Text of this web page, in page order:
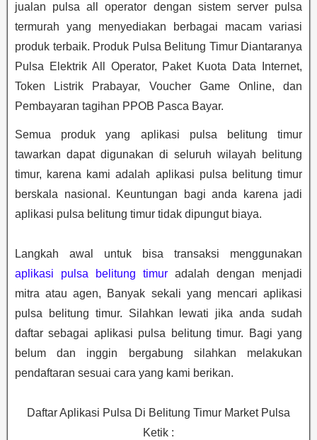
jualan pulsa all operator dengan sistem server pulsa
termurah yang menyediakan berbagai macam variasi
produk terbaik. Produk Pulsa Belitung Timur Diantaranya
Pulsa Elektrik All Operator, Paket Kuota Data Internet,
Token Listrik Prabayar, Voucher Game Online, dan
Pembayaran tagihan PPOB Pasca Bayar.
Semua produk yang aplikasi pulsa belitung timur
tawarkan dapat digunakan di seluruh wilayah belitung
timur, karena kami adalah aplikasi pulsa belitung timur
berskala nasional. Keuntungan bagi anda karena jadi
aplikasi pulsa belitung timur tidak dipungut biaya.
Langkah awal untuk bisa transaksi menggunakan
aplikasi pulsa belitung timur adalah dengan menjadi
mitra atau agen, Banyak sekali yang mencari aplikasi
pulsa belitung timur. Silahkan lewati jika anda sudah
daftar sebagai aplikasi pulsa belitung timur. Bagi yang
belum dan inggin bergabung silahkan melakukan
pendaftaran sesuai cara yang kami berikan.
Daftar Aplikasi Pulsa Di Belitung Timur Market Pulsa
Ketik :